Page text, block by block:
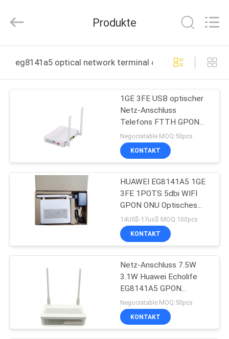
PRODUKTE
FABRIK-
AUSFLUG
QUALITÄTSKONTROLLE
TRETEN
LIMITED.
Reserved.
Produkte
eg8141a5 optical network terminal online manufacture
1GE 3FE USB optischer
Netz-Anschluss
Telefons FTTH GPON
EPON EG8141A5
Negociatable MOQ:50pcs
KONTAKT
HUAWEI EG8141A5 1GE
3FE 1POTS 5dbi WIFI
GPON ONU Optisches
Netzwerkterminal
14US$-17us$ MOQ:100pcs
KONTAKT
Netz-Anschluss 7.5W
3.1W Huawei Echolife
EG8141A5 GPON
optischer Anschluss-
2.4G
Negociatable MOQ:50pcs
KONTAKT